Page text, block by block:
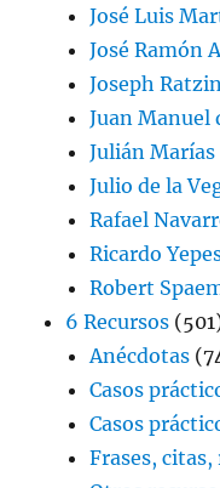
José Luis
José Ramón
Joseph
Juan Manuel
Julián Marías
Julio de la
Rafael
Ricardo
Robert
6 Recursos
Anécdotas
Casos
Casos
Frases,